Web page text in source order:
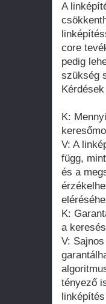
A
core
pedig
szükség
K:
V: A
függ,
és a
K:
a
V:
tényező